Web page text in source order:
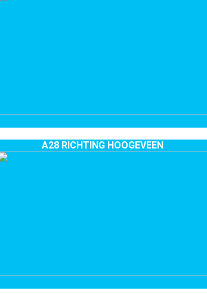
A28 RICHTING HOOGEVEEN